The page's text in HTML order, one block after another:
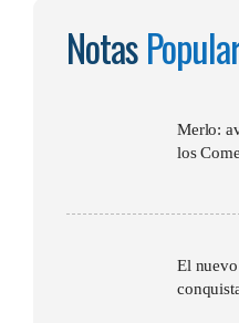
Notas
Merlo:
los
El